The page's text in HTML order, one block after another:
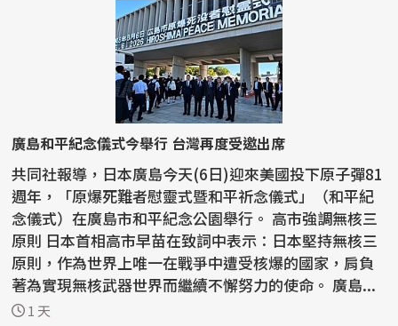
廣島和平紀念儀式今舉行 台灣再度受邀出席
共同社報導，日本廣島今天(6日)迎來美國投下原子彈81
週年，「原爆死難者慰靈式暨和平祈念儀式」（和平紀
念儀式）在廣島市和平紀念公園舉行。 高市強調無核三
原則 日本首相高市早苗在致詞中表示：日本堅持無核三
原則，作為世界上唯一在戰爭中遭受核爆的國家，肩負
著為實現無核武器世界而繼續不懈努力的使命。 廣島...
1 天